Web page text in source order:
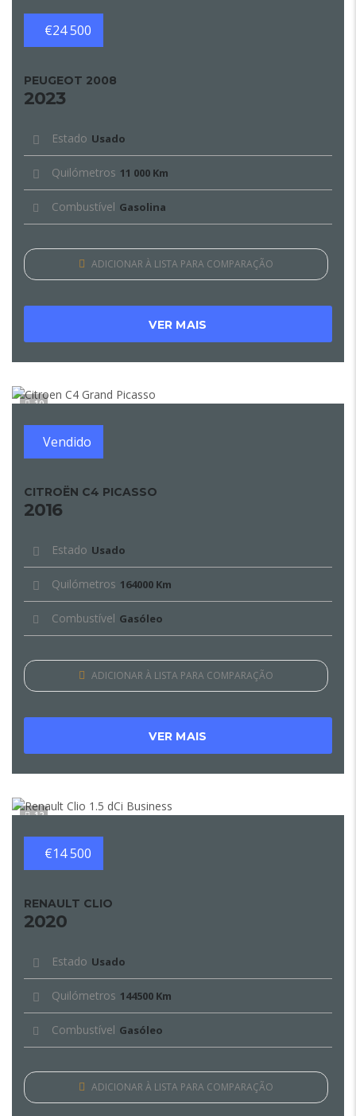
€24 500
PEUGEOT 2008
2023
Estado Usado
Quilómetros 11 000 Km
Combustível Gasolina
ADICIONAR À LISTA PARA COMPARAÇÃO
VER MAIS
10
Vendido
CITROËN C4 PICASSO
2016
Estado Usado
Quilómetros 164000 Km
Combustível Gasóleo
ADICIONAR À LISTA PARA COMPARAÇÃO
VER MAIS
12
€14 500
RENAULT CLIO
2020
Estado Usado
Quilómetros 144500 Km
Combustível Gasóleo
ADICIONAR À LISTA PARA COMPARAÇÃO